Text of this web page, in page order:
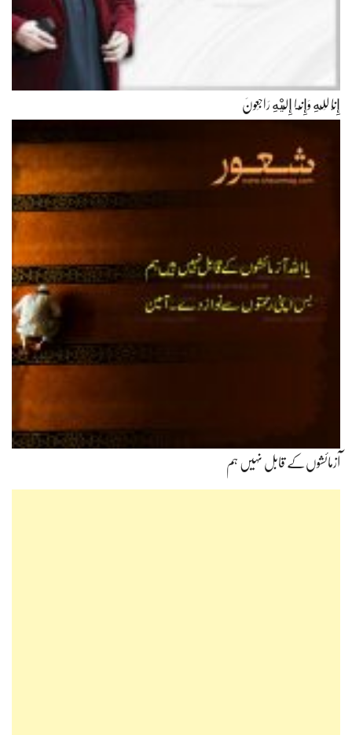
إِنَّا لِلّهِ وَإِنَّـا إِلَيْهِ رَاجِعونَ
آزمائشوں‌کے قابل نہیں ہم